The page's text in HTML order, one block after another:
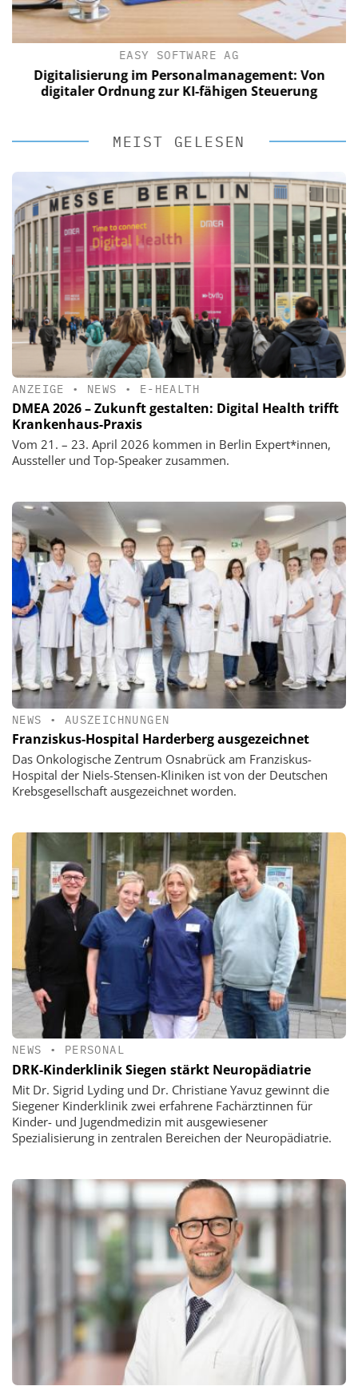
EASY SOFTWARE AG
Digitalisierung im Personalmanagement: Von
digitaler Ordnung zur KI-fähigen Steuerung
MEIST GELESEN
ANZEIGE • NEWS • E-HEALTH
DMEA 2026 – Zukunft gestalten: Digital Health trifft
Krankenhaus-Praxis
Vom 21. – 23. April 2026 kommen in Berlin Expert*innen,
Aussteller und Top-Speaker zusammen.
NEWS • AUSZEICHNUNGEN
Franziskus-Hospital Harderberg ausgezeichnet
Das Onkologische Zentrum Osnabrück am Franziskus-
Hospital der Niels-Stensen-Kliniken ist von der Deutschen
Krebsgesellschaft ausgezeichnet worden.
NEWS • PERSONAL
DRK-Kinderklinik Siegen stärkt Neuropädiatrie
Mit Dr. Sigrid Lyding und Dr. Christiane Yavuz gewinnt die
Siegener Kinderklinik zwei erfahrene Fachärztinnen für
Kinder- und Jugendmedizin mit ausgewiesener
Spezialisierung in zentralen Bereichen der Neuropädiatrie.